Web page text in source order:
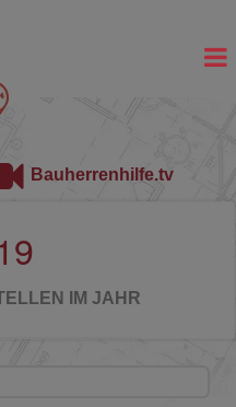
Bauherrenhilfe.tv
9
IM JAHR